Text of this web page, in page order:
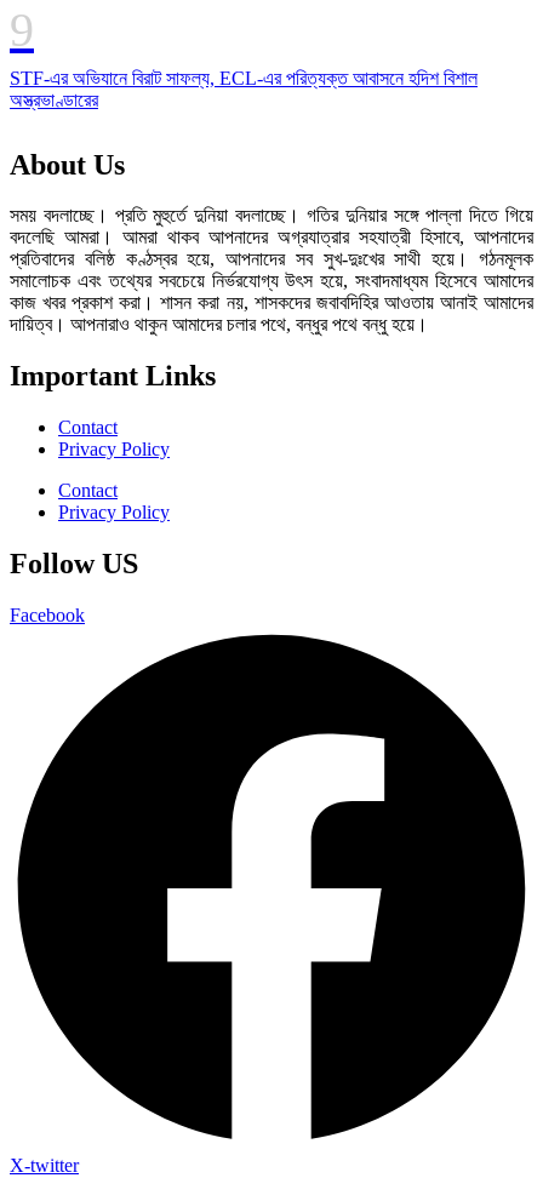
STF-এর অভিযানে বিরাট সাফল্য, ECL-এর পরিত্যক্ত আবাসনে হদিশ বিশাল
অস্ত্রভাণ্ডারের
About Us
সময় বদলাচ্ছে। প্রতি মুহুর্তে দুনিয়া বদলাচ্ছে। গতির দুনিয়ার সঙ্গে পাল্লা দিতে গিয়ে
বদলেছি আমরা। আমরা থাকব আপনাদের অগ্রযাত্রার সহযাত্রী হিসাবে, আপনাদের
প্রতিবাদের বলিষ্ঠ কণ্ঠস্বর হয়ে, আপনাদের সব সুখ-দুঃখের সাথী হয়ে। গঠনমূলক
সমালোচক এবং তথ্যের সবচেয়ে নির্ভরযোগ্য উ‍ৎস হয়ে, সংবাদমাধ্যম হিসেবে আমাদের
কাজ খবর প্রকাশ করা। শাসন করা নয়, শাসকদের জবাবদিহির আওতায় আনাই আমাদের
দায়িত্ব। আপনারাও থাকুন আমাদের চলার পথে, বন্ধুর পথে বন্ধু হয়ে।
Important Links
Contact
Privacy Policy
Contact
Privacy Policy
Follow US
Facebook
X-twitter